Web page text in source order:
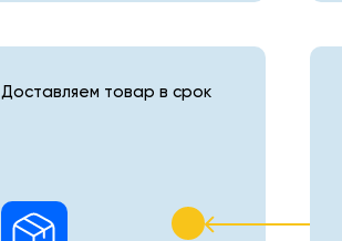
Доставляем товар в срок